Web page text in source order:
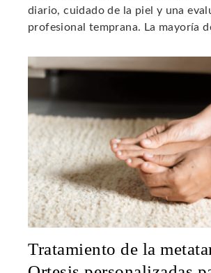
diario, cuidado de la piel y una
profesional temprana. La mayoría
Tratamiento de la